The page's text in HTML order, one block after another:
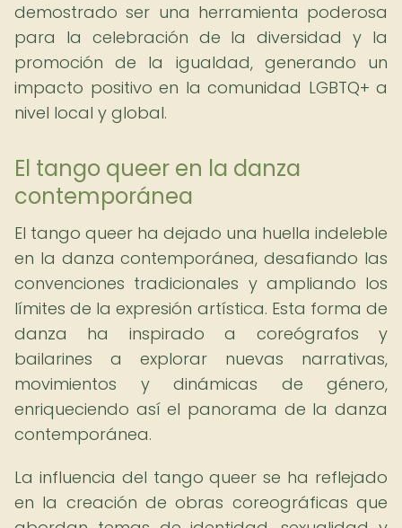
demostrado ser una herramienta poderosa
para la celebración de la diversidad y la
promoción de la igualdad, generando un
impacto positivo en la comunidad LGBTQ+ a
nivel local y global.
El tango queer en la danza
contemporánea
El tango queer ha dejado una huella indeleble
en la danza contemporánea, desafiando las
convenciones tradicionales y ampliando los
límites de la expresión artística. Esta forma de
danza ha inspirado a coreógrafos y
bailarines a explorar nuevas narrativas,
movimientos y dinámicas de género,
enriqueciendo así el panorama de la danza
contemporánea.
La influencia del tango queer se ha reflejado
en la creación de obras coreográficas que